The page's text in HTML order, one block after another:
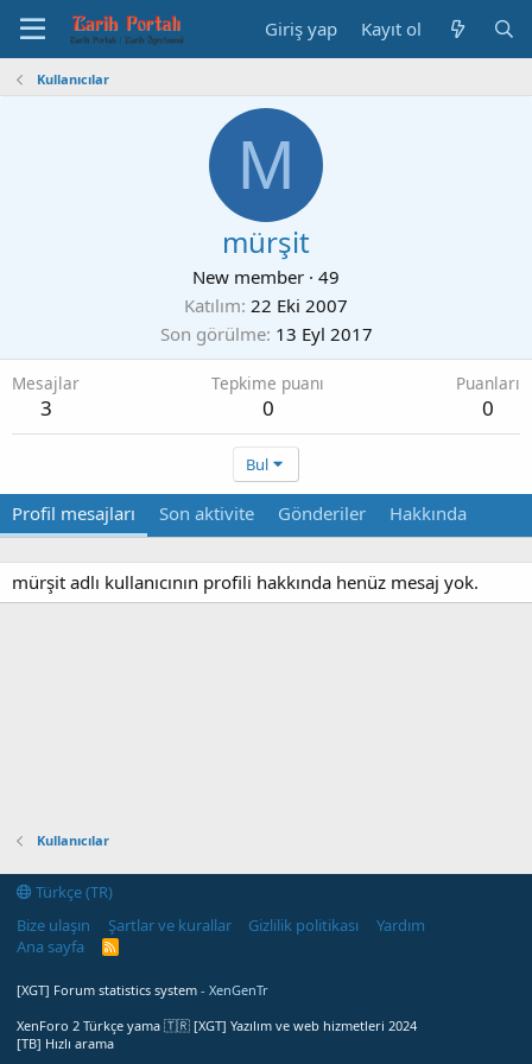
Giriş yap Kayıt ol
Kullanıcılar
M
mürşit
New member · 49
Katılım 22 Eki 2007
Son görülme 13 Eyl 2017
Mesajlar
3
Tepkime puanı
0
Puanları
0
Bul
Profil mesajları Son aktivite Gönderiler Hakkında
mürşit adlı kullanıcının profili hakkında henüz mesaj yok.
Kullanıcılar
Türkçe (TR)
Bize ulaşın
Şartlar ve kurallar Gizlilik politikası
Yardım
Ana sayfa
R
[XGT] Forum statistics system - XenGenTr
XenForo 2 Türkçe yama 🇹🇷 [XGT] Yazılım ve web hizmetleri 2024
[TB] Hızlı arama